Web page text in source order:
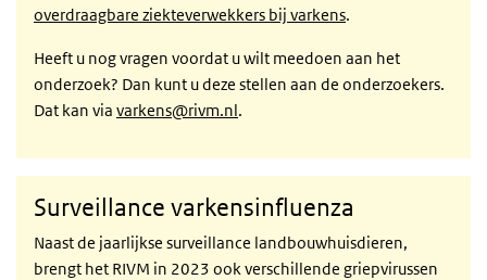
overdraagbare ziekteverwekkers bij varkens.
Heeft u nog vragen voordat u wilt meedoen aan het
onderzoek? Dan kunt u deze stellen aan de onderzoekers.
Dat kan via varkens@rivm.nl.
Surveillance varkensinfluenza
Naast de jaarlijkse surveillance landbouwhuisdieren,
brengt het RIVM in 2023 ook verschillende griepvirussen